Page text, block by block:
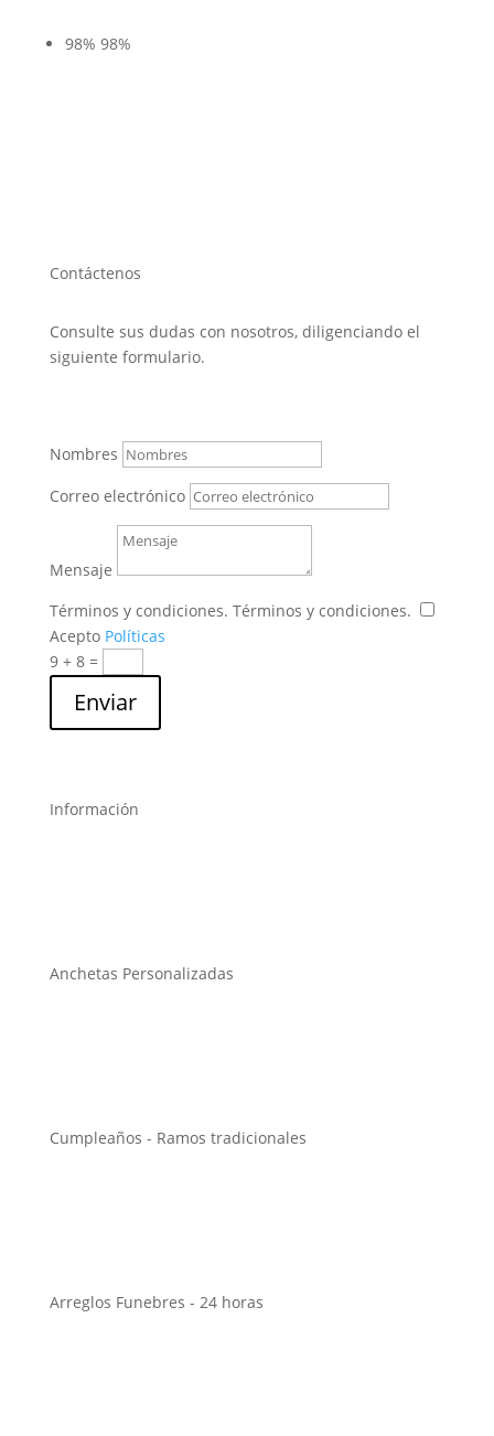
98% 98%
Contáctenos
Consulte sus dudas con nosotros, diligenciando el
siguiente formulario.
Nombres
Correo electrónico
Mensaje
Términos y condiciones. Términos y condiciones.
Acepto Políticas
9 + 8=
Enviar
Información
Anchetas Personalizadas
Cumpleaños - Ramos tradicionales
Arreglos Funebres - 24 horas